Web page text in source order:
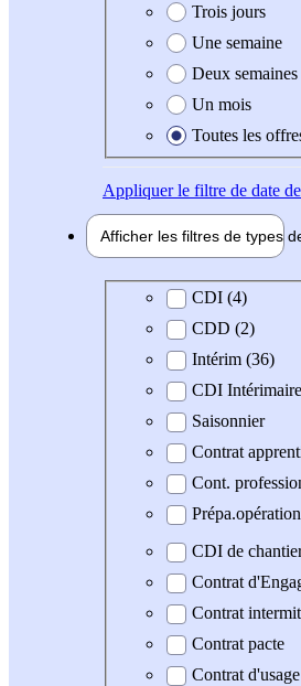
Trois jours
Une semaine
Deux semaines
Un mois
Toutes les
Appliquerle filtre de date
Afficher les filtres de types
Type de contrat
CDI (4)
CDD (2)
Intérim (36)
CDI Intérimaire
Saisonnier
Contrat
Cont.
CDI de
Contrat
Contrat
Contrat pacte
Contrat d'usage